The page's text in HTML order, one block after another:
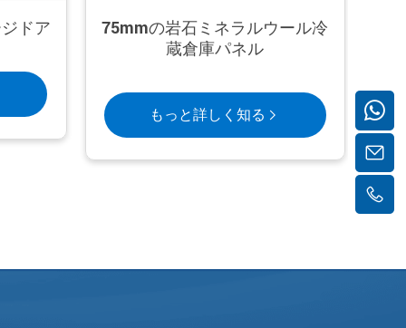
ドア
75mmの岩石ミネラルウール冷
蔵倉庫パネル
もっと詳しく知る